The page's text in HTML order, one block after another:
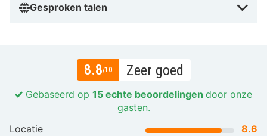
Gesproken talen
8.8/10 Zeer goed
Gebaseerd op 15 echte beoordelingen door onze
gasten.
Locatie
8.6